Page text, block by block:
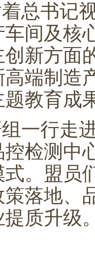
总书记
间及核
新方面
高端制造
题教育成
一行走
检测中
。盟员
落地、
质升级